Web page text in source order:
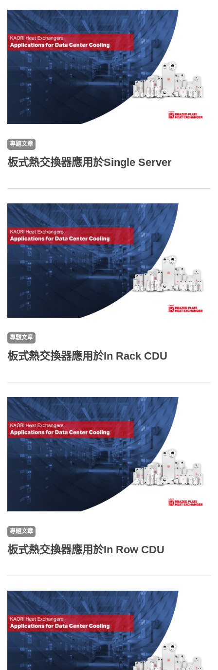
專題文章
板式熱交換器應用於Single Server
專題文章
板式熱交換器應用於In Rack CDU
專題文章
板式熱交換器應用於In Row CDU